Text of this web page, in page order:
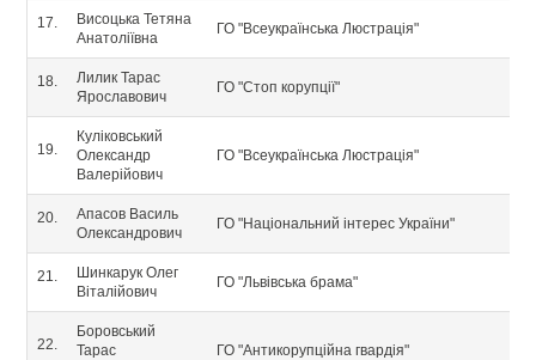
17.
Висоцька Тетяна
Анатоліївна
ГО "Всеукраїнська Люстрація"
18.
Лилик Тарас
Ярославович
ГО "Стоп корупції"
19.
Куліковський
Олександр
Валерійович
ГО "Всеукраїнська Люстрація"
20.
Апасов Василь
Олександрович
ГО "Національний інтерес України"
21.
Шинкарук Олег
Віталійович
ГО "Львівська брама"
22.
Боровський
Тарас
ГО "Антикорупційна гвардія"